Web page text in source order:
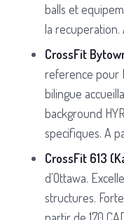
balls et
la recuperation.
CrossFit
reference pour
bilingue
background
specifiques. A
CrossFit 613
d'Ottawa.
structures.
partir de 170